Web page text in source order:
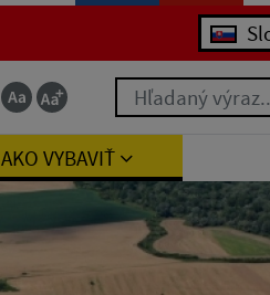
Jazyk
Hľadaný výraz...
AKO VYBAVIŤ